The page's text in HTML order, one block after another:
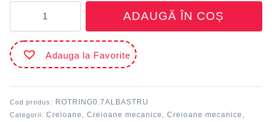
mecanic
TIKKY
II
ADAUGĂ ÎN COȘ
Adauga la Favorite
Cod produs: ROTRING0.7ALBASTRU
Categorii: Creioane Creioane mecanice Creioane mecanice